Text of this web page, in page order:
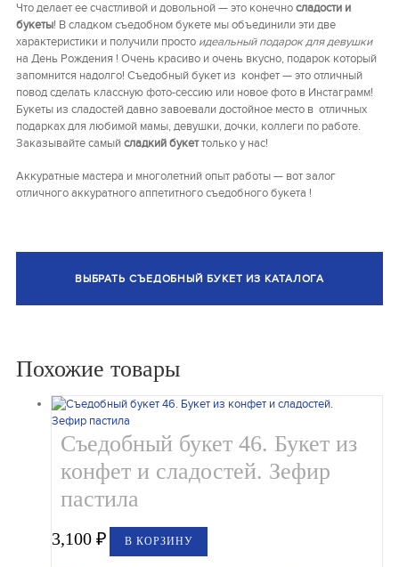
Что делает ее счастливой и довольной — это конечносладости и
букеты! В сладком съедобном букете мы объединили эти две
характеристики и получили просто идеальный подарок для девушки
на День Рождения ! Очень красиво и очень вкусно, подарок который
запомнится надолго! Съедобный букет из конфет — это отличный
повод сделать классную фото-сессию или новое фото в Инстаграмм!
Букеты из сладостей давно завоевали достойное место в отличных
подарках для любимой мамы, девушки, дочки, коллеги по работе.
Заказывайте самыйсладкий букеттолько у нас!
Аккуратные мастера и многолетний опыт работы — вот залог
отличного аккуратного аппетитного съедобного букета !
ВЫБРАТЬ СЪЕДОБНЫЙ БУКЕТ ИЗ КАТАЛОГА
Похожие товары
Съедобный букет 46. Букет из
конфет и сладостей. Зефир
пастила
3,100₽ В КОРЗИНУ